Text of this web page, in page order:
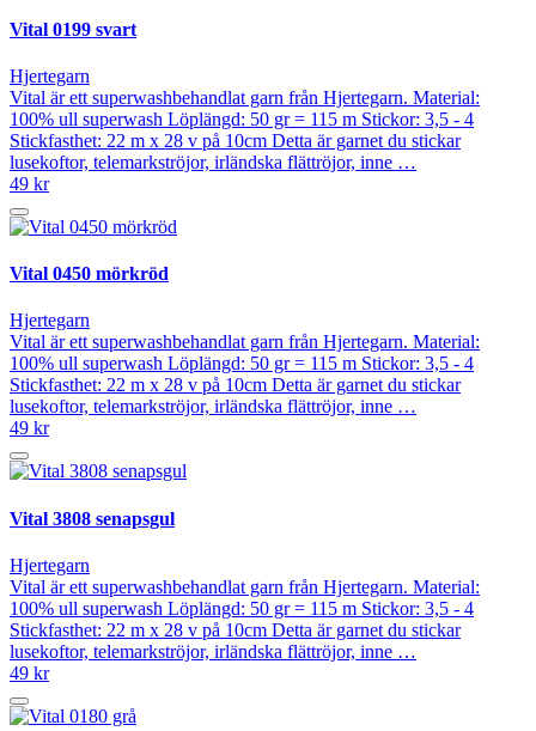
Vital 0199 svart
Hjertegarn
Vital är ett superwashbehandlat garn från Hjertegarn. Material:
100% ull superwash Löplängd: 50 gr = 115 m Stickor: 3,5 - 4
Stickfasthet: 22 m x 28 v på 10cm Detta är garnet du stickar
lusekoftor, telemarkströjor, irländska flättröjor, inne …
49 kr
Vital 0450 mörkröd
Hjertegarn
Vital är ett superwashbehandlat garn från Hjertegarn. Material:
100% ull superwash Löplängd: 50 gr = 115 m Stickor: 3,5 - 4
Stickfasthet: 22 m x 28 v på 10cm Detta är garnet du stickar
lusekoftor, telemarkströjor, irländska flättröjor, inne …
49 kr
Vital 3808 senapsgul
Hjertegarn
Vital är ett superwashbehandlat garn från Hjertegarn. Material:
100% ull superwash Löplängd: 50 gr = 115 m Stickor: 3,5 - 4
Stickfasthet: 22 m x 28 v på 10cm Detta är garnet du stickar
lusekoftor, telemarkströjor, irländska flättröjor, inne …
49 kr